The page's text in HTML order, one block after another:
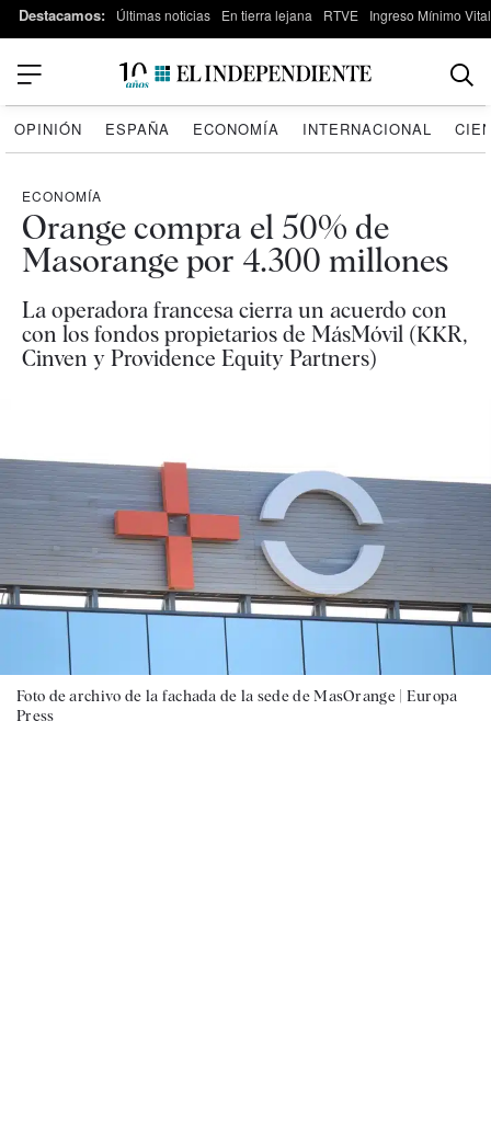
Destacamos: Últimas noticias En tierra lejana RTVE Ingreso Mínimo Vital
OPINIÓN ESPAÑA ECONOMÍA INTERNACIONAL
ECONOMÍA
Orange compra el 50% de
Masorange por 4.300 millones
La operadora francesa cierra un acuerdo con
con los fondos propietarios de MásMóvil (KKR,
Cinven y Providence Equity Partners)
Foto de archivo de la fachada de la sede de MasOrange | Europa
Press